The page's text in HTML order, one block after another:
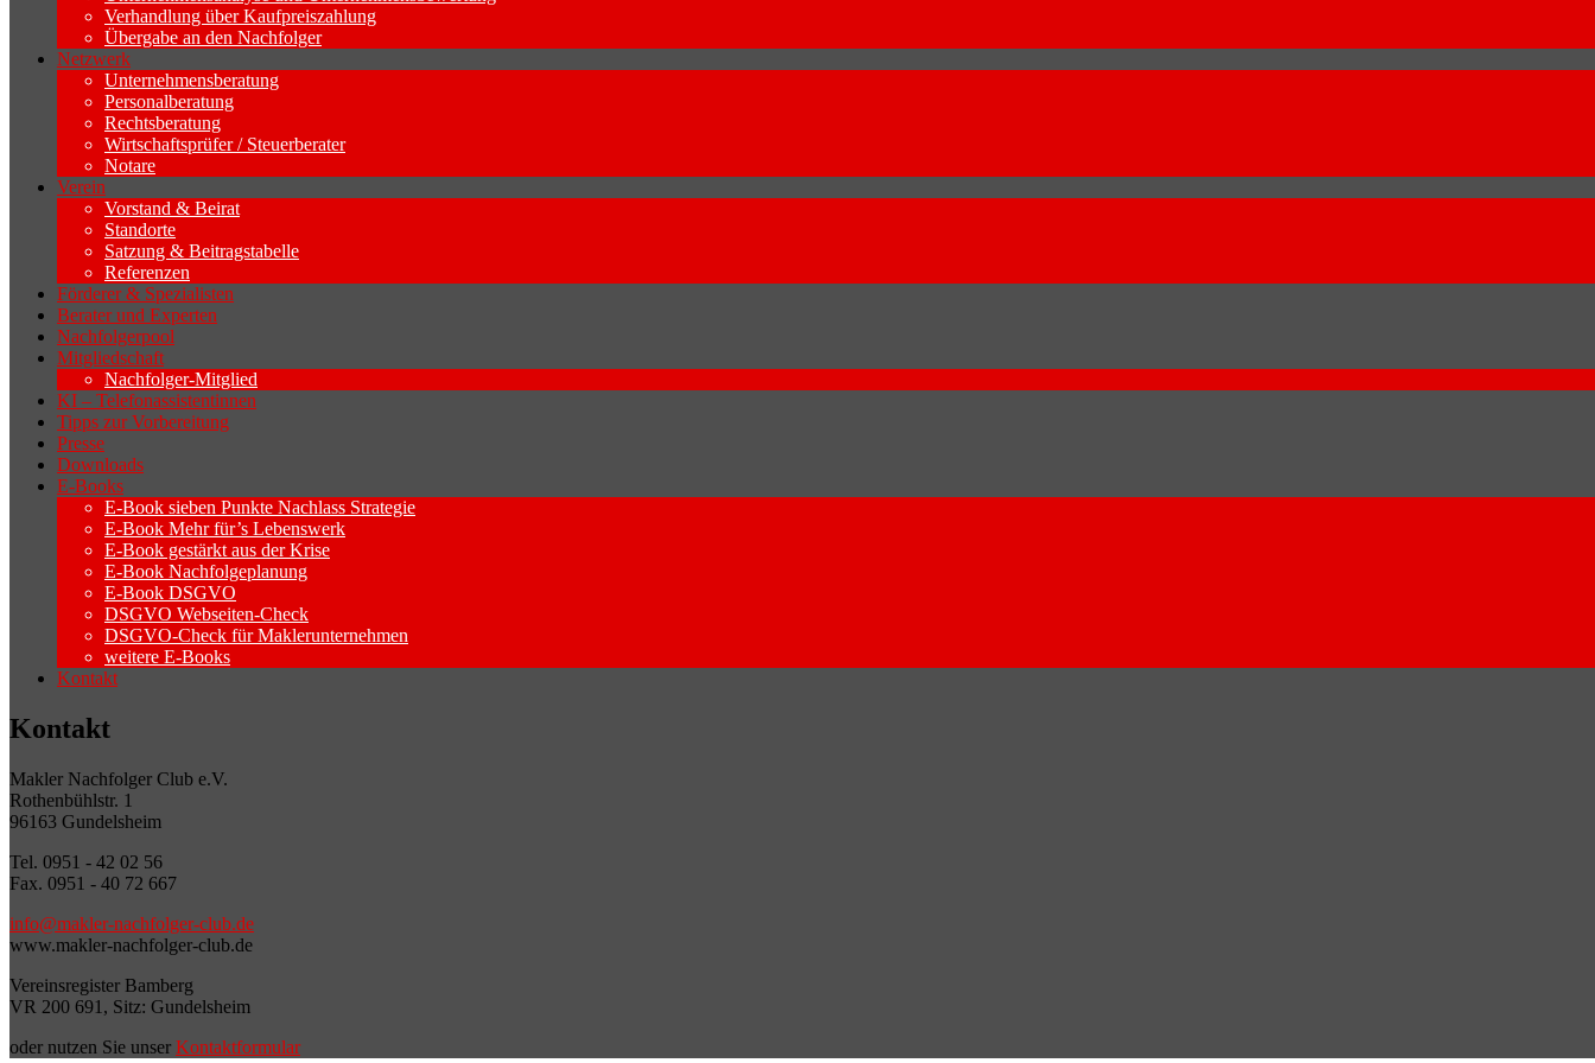
Verhandlung über Kaufpreiszahlung
Übergabe an den Nachfolger
Netzwerk
Unternehmensberatung
Personalberatung
Rechtsberatung
Wirtschaftsprüfer / Steuerberater
Notare
Verein
Vorstand & Beirat
Standorte
Satzung & Beitragstabelle
Referenzen
Förderer & Spezialisten
Berater und Experten
Nachfolgerpool
Mitgliedschaft
Nachfolger-Mitglied
KI – Telefonassistentinnen
Tipps zur Vorbereitung
Presse
Downloads
E-Books
E-Book sieben Punkte Nachlass Strategie
E-Book Mehr für’s Lebenswerk
E-Book gestärkt aus der Krise
E-Book Nachfolgeplanung
E-Book DSGVO
DSGVO Webseiten-Check
DSGVO-Check für Maklerunternehmen
weitere E-Books
Kontakt
Kontakt
Makler Nachfolger Club e.V.
Rothenbühlstr. 1
96163 Gundelsheim
Tel. 0951 - 42 02 56
Fax. 0951 - 40 72 667
info@makler-nachfolger-club.de
www.makler-nachfolger-club.de
Vereinsregister Bamberg
VR 200 691, Sitz: Gundelsheim
oder nutzen Sie unser Kontaktformular